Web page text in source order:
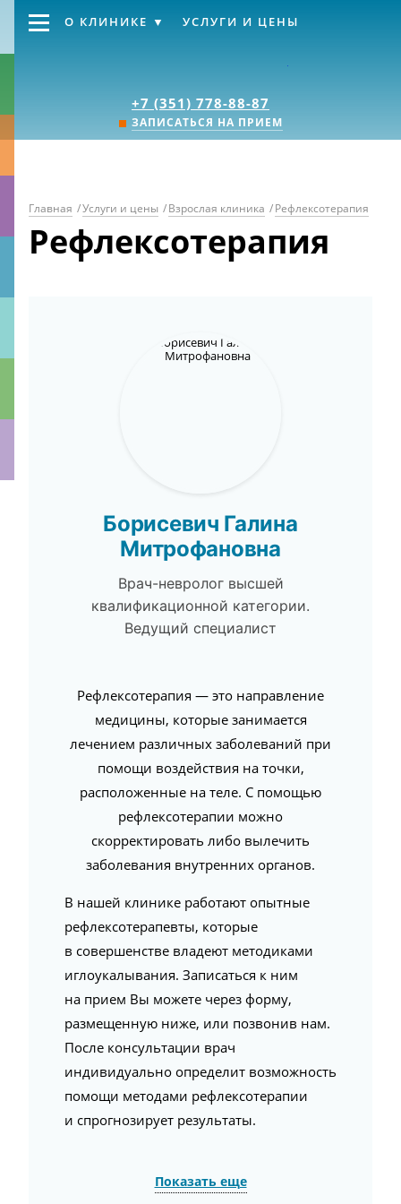
+7 (351) 778-88-87
ЗАПИСАТЬСЯ НА ПРИЕМ
О КЛИНИКЕ УСЛУГИ И ЦЕНЫ
Главная /Услуги и цены /Взрослая клиника /Рефлексотерапия
Рефлексотерапия
Борисевич Галина
Митрофановна
Врач-невролог высшей
квалификационной категории.
Ведущий специалист
Рефлексотерапия — это направление
медицины, которые занимается
лечением различных заболеваний при
помощи воздействия на точки,
расположенные на теле. С помощью
рефлексотерапии можно
скорректировать либо вылечить
заболевания внутренних органов.
В нашей клинике работают опытные
рефлексотерапевты, которые
в совершенстве владеют методиками
иглоукалывания. Записаться к ним
на прием Вы можете через форму,
размещенную ниже, или позвонив нам.
После консультации врач
индивидуально определит возможность
помощи методами рефлексотерапии
и спрогнозирует результаты.
Показать еще